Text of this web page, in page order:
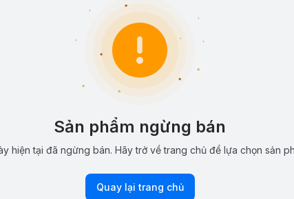
Sản phẩm ngừng bán
hiện tại đã ngừng bán. Hãy trở về trang chủ để lựa chọn sản
Quay lại trang chủ